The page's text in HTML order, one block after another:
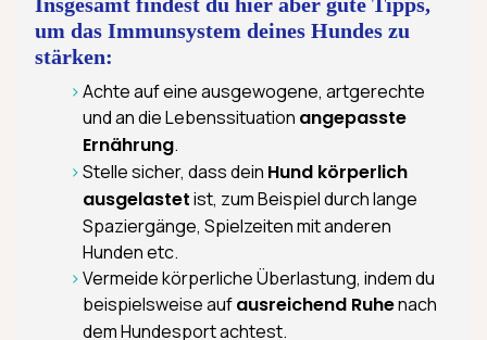
um das Immunsystem deines Hundes zu
stärken:
Achte auf eine ausgewogene, artgerechte
und an die Lebenssituation angepasste
Ernährung.
Stelle sicher, dass dein Hund körperlich
ausgelastetist, zum Beispiel durch lange
Spaziergänge, Spielzeiten mit anderen
Hunden etc.
Vermeide körperliche Überlastung, indem du
beispielsweise aufausreichend Ruhenach
dem Hundesport achtest.